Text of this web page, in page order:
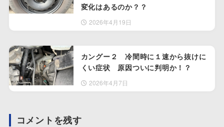
変化はあるのか？？
2026年4月19日
カングー２ 冷間時に１速から抜けに
くい症状 原因ついに判明か！？
2026年4月7日
コメントを残す